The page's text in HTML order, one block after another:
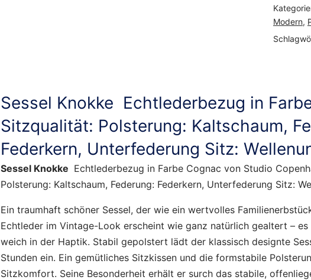
Modern,
Sessel Knokke Echtlederbezug in
Sitzqualität: Polsterung: Kaltschaum,
Federkern, Unterfederung Sitz:
Sessel Knokke Echtlederbezug in Farbe Cognac von Studio
Polsterung: Kaltschaum, Federung: Federkern, Unterfederung Sitz:
Ein traumhaft schöner Sessel, der wie ein wertvolles
Echtleder im Vintage-Look erscheint wie ganz natürlich gealtert –
weich in der Haptik. Stabil gepolstert lädt der klassisch designte
Stunden ein. Ein gemütliches Sitzkissen und die formstabile
Sitzkomfort. Seine Besonderheit erhält er surch das stabile,